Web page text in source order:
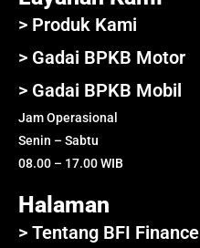
> Produk Kami
> Gadai BPKB Motor
> Gadai BPKB Mobil
Jam Operasional
Senin – Sabtu
08.00 – 17.00 WIB
Halaman
> Tentang BFI Finance